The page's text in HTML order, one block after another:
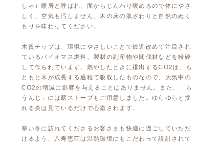
しゃ）暖房と呼ばれ、面からじんわり暖めるので体にやさ
しく、空気も汚しません。木の床の肌ざわりと自然のぬく
もりを味わってください。
木質チップは、環境にやさしいことで最近改めて注目され
ているバイオマス燃料。製材の副産物や間伐材などを粉砕
して作られています。燃やしたときに排出するCO2は、も
ともと木が成長する過程で吸収したものなので、大気中の
CO2の増減に影響を与えることはありません。また、「ら
うんじ」には薪ストーブもご用意しました。ゆらゆらと揺
れる炎は見ているだけで心癒されます。
寒い冬に訪れてくださるお客さまも快適に過ごしていただ
けるよう、八寿恵荘は温熱環境にもこだわって設計されて